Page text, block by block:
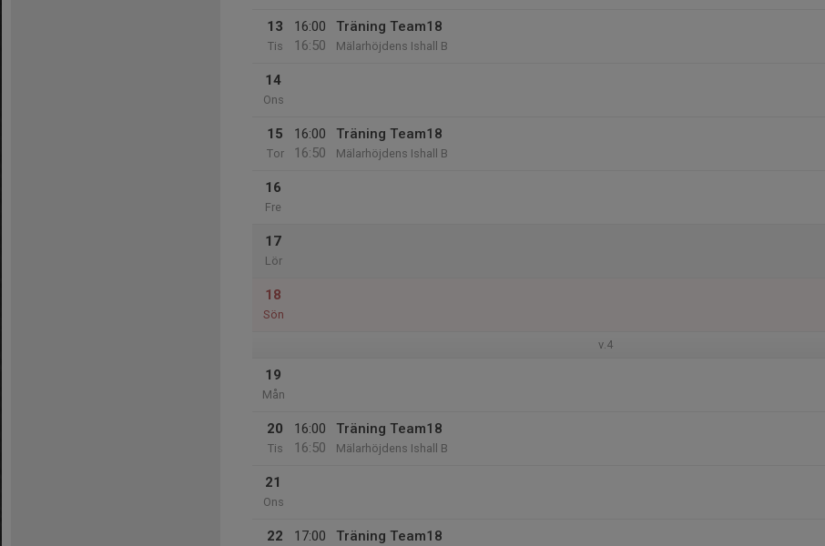
13
Tis
16:00
16:50
Träning Team18
Mälarhöjdens Ishall B
14
Ons
15
Tor
16:00
16:50
Träning Team18
Mälarhöjdens Ishall B
16
Fre
17
Lör
18
Sön
v.4
19
Mån
20
Tis
16:00
16:50
Träning Team18
Mälarhöjdens Ishall B
21
Ons
22
17:00
Träning Team18